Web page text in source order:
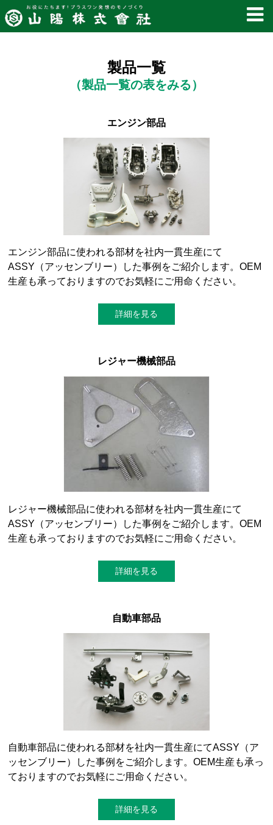
製品一覧
（製品一覧の表をみる）
エンジン部品
エンジン部品に使われる部材を社内一貫生産にて
ASSY（アッセンブリー）した事例をご紹介します。OEM
生産も承っておりますのでお気軽にご用命ください。
詳細を見る
レジャー機械部品
レジャー機械部品に使われる部材を社内一貫生産にて
ASSY（アッセンブリー）した事例をご紹介します。OEM
生産も承っておりますのでお気軽にご用命ください。
詳細を見る
自動車部品
自動車部品に使われる部材を社内一貫生産にてASSY（ア
ッセンブリー）した事例をご紹介します。OEM生産も承っ
ておりますのでお気軽にご用命ください。
詳細を見る